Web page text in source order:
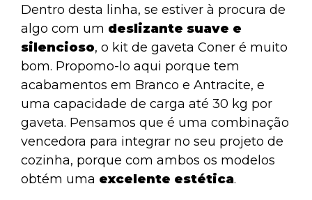
Dentro desta linha, se estiver à procura de
algo com um deslizante suave e
silencioso, o kit de gaveta Coner é muito
bom. Propomo-lo aqui porque tem
acabamentos em Branco e Antracite, e
uma capacidade de carga até 30 kg por
gaveta. Pensamos que é uma combinação
vencedora para integrar no seu projeto de
cozinha, porque com ambos os modelos
obtém uma excelente estética.